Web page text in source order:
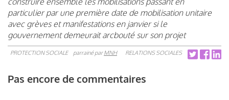
particulier par une première date de mobilisation unitaire
avec grèves et manifestations en janvier si le
gouvernement demeurait arcbouté sur son projet
PROTECTION SOCIALE parrainé parMNH RELATIONS SOCIALES
Pas encore de commentaires